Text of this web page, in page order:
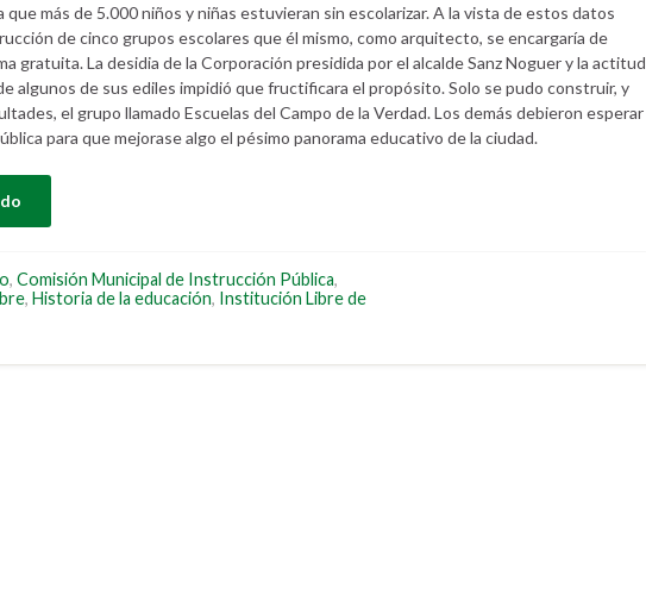
que más de 5.000 niños y niñas estuvieran sin escolarizar. A la vista de estos datos
de cinco grupos escolares que él mismo, como arquitecto, se encargaría de
gratuita. La desidia de la Corporación presidida por el alcalde Sanz Noguer y la actitud
algunos de sus ediles impidió que fructificara el propósito. Solo se pudo construir, y
el grupo llamado Escuelas del Campo de la Verdad. Los demás debieron esperar
para que mejorase algo el pésimo panorama educativo de la ciudad.
, Comisión Municipal de Instrucción Pública,
, Historia de la educación, Institución Libre de